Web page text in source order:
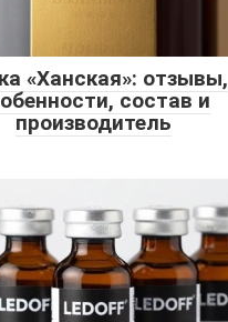
«Ханская»: отзывы,
состав и
производитель